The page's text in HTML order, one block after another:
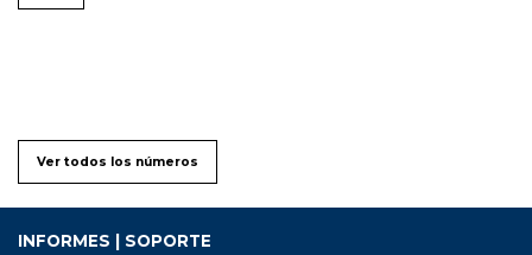
Ver todos los números
INFORMES | SOPORTE